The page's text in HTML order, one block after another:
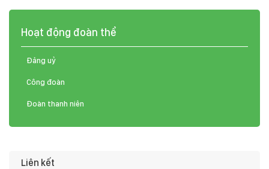
Hoạt động đoàn thể
Đảng uỷ
Công đoàn
Đoàn thanh niên
Liên kết